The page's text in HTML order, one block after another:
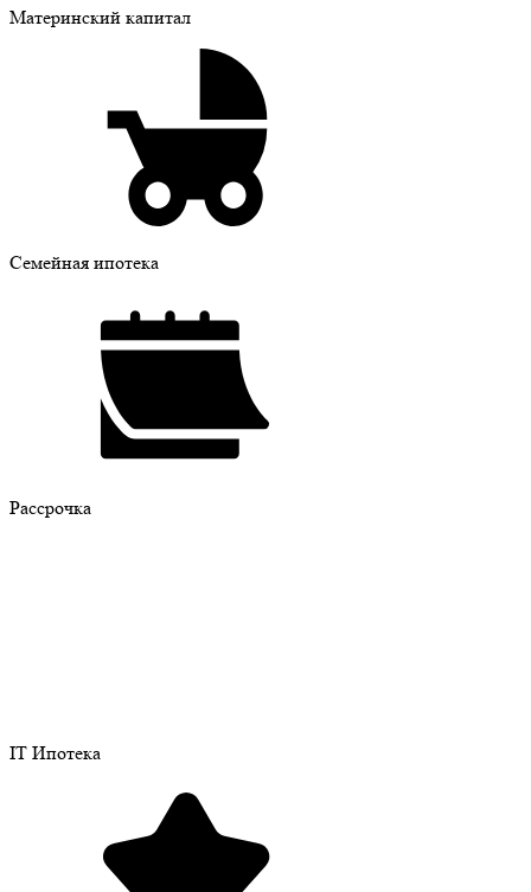
Материнский капитал
Семейная ипотека
Рассрочка
IT Ипотека